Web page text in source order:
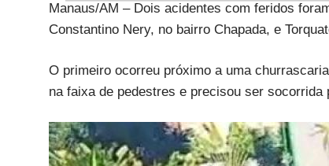
Manaus/AM – Dois acidentes com feridos
Constantino Nery, no bairro Chapada, e
O primeiro ocorreu próximo a uma
na faixa de pedestres e precisou ser